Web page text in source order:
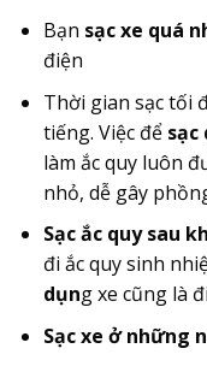
Bạn sạc xe quá
điện
Thời gian sạc tối
tiếng. Việc đểsạc
làm ắc quy luôn
nhỏ, dễ gây
Sạc ắc quy sau
đi ắc quy sinh
dụng xe cũng là
Sạc xe ở những